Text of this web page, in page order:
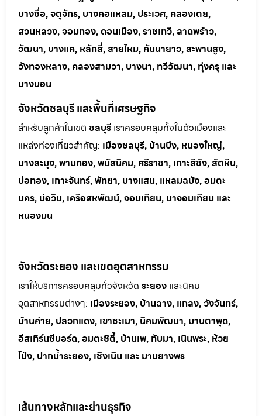
บางซื่อ, จตุจักร, บางคอแหลม, ประเวศ, คลองเตย,
สวนหลวง, จอมทอง, ดอนเมือง, ราชเทวี, ลาดพร้าว,
วัฒนา, บางแค, หลักสี่, สายไหม, คันนายาว, สะพานสูง,
วังทองหลาง, คลองสามวา, บางนา, ทวีวัฒนา, ทุ่งครุ และ
บางบอน
จังหวัดชลบุรี และพื้นที่เศรษฐกิจ
สำหรับลูกค้าในเขต ชลบุรี เราครอบคลุมทั้งในตัวเมืองและ
แหล่งท่องเที่ยวสำคัญ: เมืองชลบุรี, บ้านบึง, หนองใหญ่,
บางละมุง, พานทอง, พนัสนิคม, ศรีราชา, เกาะสีชัง, สัตหีบ,
บ่อทอง, เกาะจันทร์, พัทยา, บางแสน, แหลมฉบัง, อมตะ
นคร, บ่อวิน, เครือสหพัฒน์, จอมเทียน, นาจอมเทียน และ
หนองมน
จังหวัดระยอง และเขตอุตสาหกรรม
เราให้บริการครอบคลุมทั่วจังหวัด ระยอง และนิคม
อุตสาหกรรมต่างๆ: เมืองระยอง, บ้านฉาง, แกลง, วังจันทร์,
บ้านค่าย, ปลวกแดง, เขาชะเมา, นิคมพัฒนา, มาบตาพุด,
อีสเทิร์นซีบอร์ด, อมตะซิตี้, บ้านเพ, ทับมา, เนินพระ, ห้วย
โป่ง, ปากน้ำระยอง, เชิงเนิน และ มาบยางพร
เส้นทางหลักและย่านธุรกิจ